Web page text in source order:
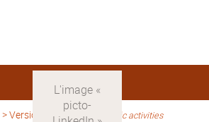
>Version anglaise > Scientific activities